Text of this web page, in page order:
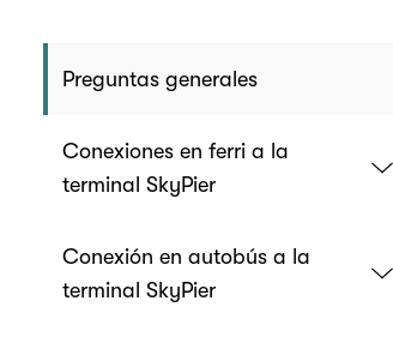
Preguntas generales
Conexiones en ferri a la
terminal SkyPier
Conexión en autobús a la
terminal SkyPier